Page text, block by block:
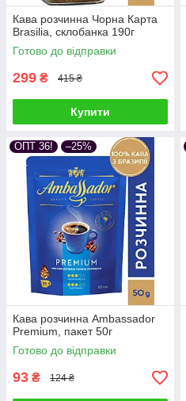
Кава розчинна Чорна Карта
Brasilia, склобанка 190г
Готово до відправки
299 ₴ 415 ₴
Купити
ОПТ 36! –25%
Кава розчинна Ambassador
Premium, пакет 50г
Готово до відправки
93 ₴ 124 ₴